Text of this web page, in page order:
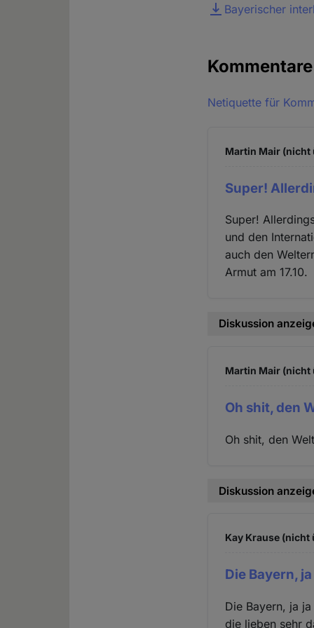
DateiBayerischer
Kommentare
Netiquette für
Martin Mair (nicht
Super!
Super!
und den
auch den
Armut am 17.10.
Diskussion
Martin Mair (nicht
Oh shit, den
Oh shit, den
Diskussion
Kay Krause (nicht
Die Bayern,
Die Bayern, ja
die lieben sehr